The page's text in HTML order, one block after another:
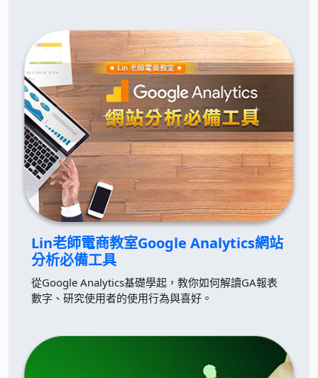
Lin老師電商教室Google Analytics網站
分析必備工具
從Google Analytics基礎學起，教你如何解讀GA報表
數字、研究使用者的使用行為與喜好。